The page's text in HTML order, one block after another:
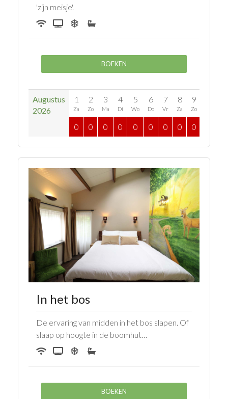
'zijn meisje'.
BOEKEN
Augustus
2026
1
Za
2
Zo
3
Ma
4
Di
5
Wo
6
Do
7
Vr
8
Za
9
Zo
0 0 0 0 0 0 0 0 0
In het bos
De ervaring van midden in het bos slapen. Of
slaap op hoogte in de boomhut…
BOEKEN